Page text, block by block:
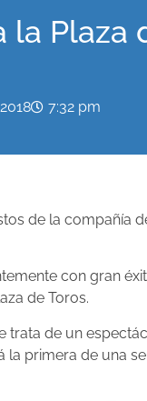
7:32 pm
de la
con gran
de Toros.
de un
primera de una